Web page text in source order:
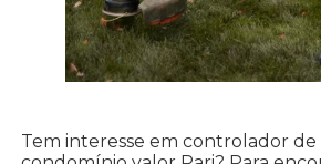
Tem interesse em controlador de